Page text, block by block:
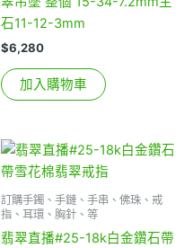
石11-12-3mm
$6,280
加入購物車
訂購手鐲、手鏈、手串、佛珠、戒
指、耳環、胸針、等
翡翠直播#25-18k白金鑽石帶